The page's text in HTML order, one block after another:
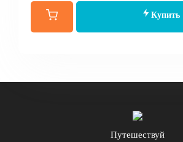
Купить
Путешествуй